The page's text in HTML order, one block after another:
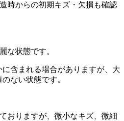
時からの初期キズ・欠損も確認
な状態です。
含まれる場合がありますが、大
ない状態です。
おりますが、微小なキズ、微細